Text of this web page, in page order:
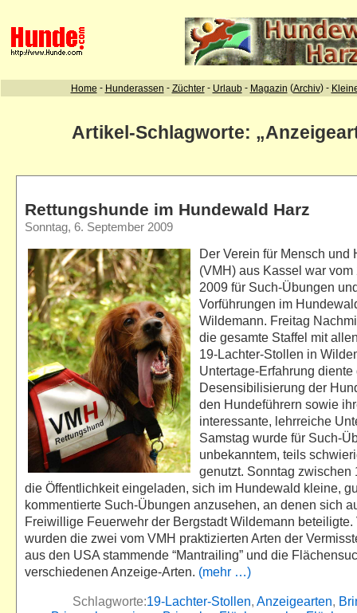
Artikel-Schlagworte:
Rettungshunde im Hundewald Harz
Sonntag, 6. September 2009
Der Verein für Mensch und
(VMH) aus Kassel war vom
2009 für Such-Übungen
Vorführungen im
Wildemann. Freitag
die gesamte Staffel mit
19-Lachter-Stollen in
Untertage-Erfahrung diente
Desensibilisierung der
den Hundeführern sowie
interessante, lehrreiche
Samstag wurde für Such-
unbekanntem, teils
genutzt. Sonntag zwischen
die Öffentlichkeit eingeladen, sich im Hundewald kleine,
kommentierte Such-Übungen anzusehen, an denen sich
Freiwillige Feuerwehr der Bergstadt Wildemann beteiligte.
wurden die zwei vom VMH praktizierten Arten der
aus den USA stammende “Mantrailing” und die
verschiedenen Anzeige-Arten. (mehr …)
Schlagworte:19-Lachter-Stollen, Anzeigearten,